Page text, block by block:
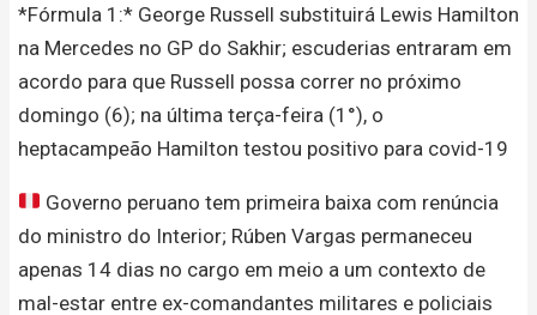
*Fórmula 1:* George Russell substituirá Lewis Hamilton
na Mercedes no GP do Sakhir; escuderias entraram em
acordo para que Russell possa correr no próximo
domingo (6); na última terça-feira (1°), o
heptacampeão Hamilton testou positivo para covid-19
Governo peruano tem primeira baixa com renúncia
do ministro do Interior; Rúben Vargas permaneceu
apenas 14 dias no cargo em meio a um contexto de
mal-estar entre ex-comandantes militares e policiais